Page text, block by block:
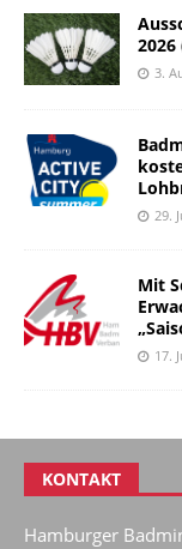
2026
3.
29.
Mit
17.
KONTAKT
Hamburger